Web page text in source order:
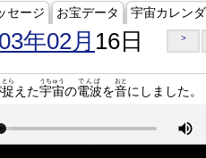
セージ お宝データ 宇宙カレン
年02月 16日 >
捉
とら
えた宇宙
うちゅう
の電波
でんぱ
を音
おと
にしました。